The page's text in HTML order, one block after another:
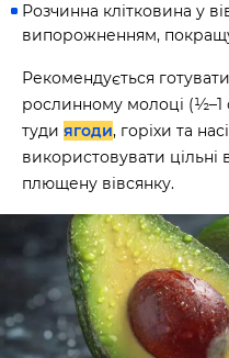
Розчинна клітковина у
випорожненням,
Рекомендується
рослинному молоці (½–1
туди ягоди, горіхи та
використовувати цільні
плющену вівсянку.